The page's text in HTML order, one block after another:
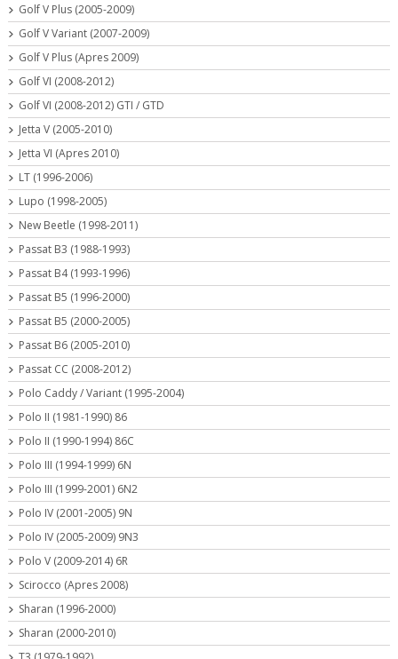
Golf V Plus (2005-2009)
Golf V Variant (2007-2009)
Golf V Plus (Apres 2009)
Golf VI (2008-2012)
Golf VI (2008-2012) GTI / GTD
Jetta V (2005-2010)
Jetta VI (Apres 2010)
LT (1996-2006)
Lupo (1998-2005)
New Beetle (1998-2011)
Passat B3 (1988-1993)
Passat B4 (1993-1996)
Passat B5 (1996-2000)
Passat B5 (2000-2005)
Passat B6 (2005-2010)
Passat CC (2008-2012)
Polo Caddy / Variant (1995-2004)
Polo II (1981-1990) 86
Polo II (1990-1994) 86C
Polo III (1994-1999) 6N
Polo III (1999-2001) 6N2
Polo IV (2001-2005) 9N
Polo IV (2005-2009) 9N3
Polo V (2009-2014) 6R
Scirocco (Apres 2008)
Sharan (1996-2000)
Sharan (2000-2010)